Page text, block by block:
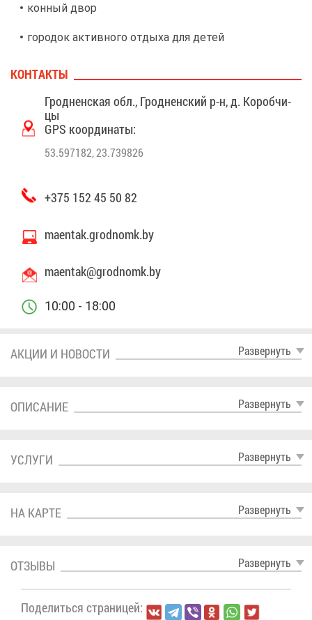
кон­ный двор
го­ро­док ак­тив­но­го от­ды­ха для де­тей
ре­сто­ран и ка­фе
КОН­ТАК­ТЫ
Грод­нен­ская обл., Грод­нен­ский р-н, д. Ко­роб­чи­
цы
GPS ко­ор­ди­на­ты:
53.597182, 23.739826
+375 152 45 50 82
maentak.grodnomk.by
maentak@​gro​dnom​k.​by
10:00 - 18:00
Раз­вер­нуть
АК­ЦИИ И НО­ВО­СТИ
Раз­вер­нуть
ОПИ­СА­НИЕ
Раз­вер­нуть
УСЛУ­ГИ
Раз­вер­нуть
НА КАР­ТЕ
Раз­вер­нуть
ОТ­ЗЫ­ВЫ
По­де­лить­ся стра­ни­цей: